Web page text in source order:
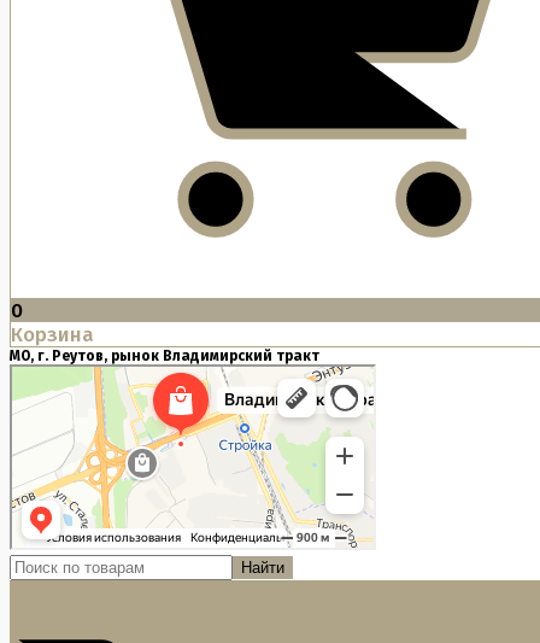
0
Корзина
МО, г. Реутов, рынок Владимирский тракт
Найти